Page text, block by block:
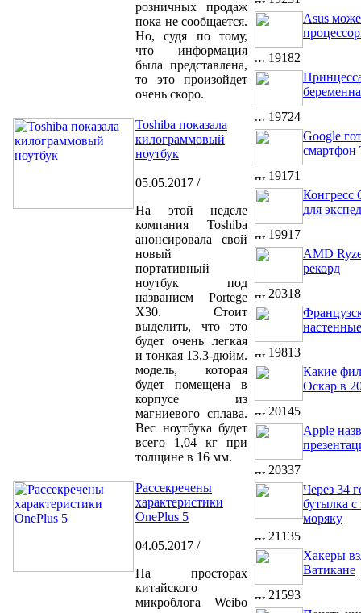
розничных продаж
пока не сообщается.
Но, судя по тому,
что информация
была представлена,
то это произойдет
очень скоро.
Toshiba показала
килограммовый
ноутбук
05.05.2017 /
На этой неделе
компания Toshiba
анонсировала свой
новый
портативный
ноутбук под
названием Portege
X30. Стоит
выделить, что это
будет очень легкая
и тонкая 13,3-дюйм.
модель, которая
будет помещена в
корпусе из
магниевого сплава.
Вес ноутбука будет
всего 1,04 кг при
толщине в 16 мм.
Рассекречены
характеристики
OnePlus 5
04.05.2017 /
На просторах
китайского
микроблога Weibo
Asus
19182
беременна
19724
Google
смартфон
19171
для
19917
AMD
рекорд
20318
19813
Какие
Оскар в
20145
Apple
20337
Через 34
бутылка с
моряку
21135
Хакеры
Ватикане
21593